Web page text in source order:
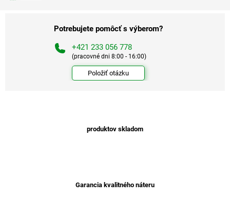
Potrebujete pomôcť s výberom?
+421 233 056 778
(pracovné dni 8:00 - 16:00)
Položiť otázku
produktov skladom
Garancia kvalitného náteru